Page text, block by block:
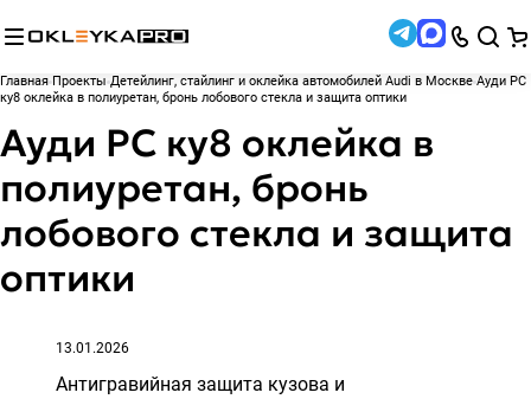
Главная Проекты Детейлинг, стайлинг и оклейка автомобилей Audi в Москве Ауди РС
ку8 оклейка в полиуретан, бронь лобового стекла и защита оптики
Ауди РС ку8 оклейка в
полиуретан, бронь
лобового стекла и защита
оптики
13.01.2026
Антигравийная защита кузова и